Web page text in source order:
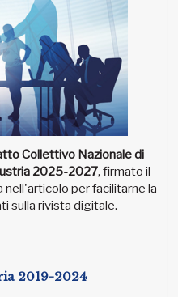
Collettivo Nazionale di
2025-2027, firmato il
per facilitarne la
sulla rivista digitale.
2019-2024